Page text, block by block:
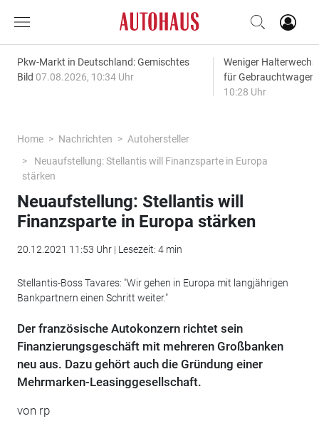
Pkw-Markt in Deutschland: Gemischtes
Bild 07.08.2026, 10:34 Uhr
Weniger
für
10:28 Uhr
Home Nachrichten
Autohersteller
Neuaufstellung: Stellantis will Finanzsparte in Europa
stärken
Neuaufstellung: Stellantis will
Finanzsparte in Europa stärken
20.12.2021 11:53 Uhr | Lesezeit: 4 min
Stellantis-Boss Tavares: "Wir gehen in Europa mit langjährigen
Bankpartnern einen Schritt weiter."
Der französische Autokonzern richtet sein
Finanzierungsgeschäft mit mehreren Großbanken
neu aus. Dazu gehört auch die Gründung einer
Mehrmarken-Leasinggesellschaft.
von rp